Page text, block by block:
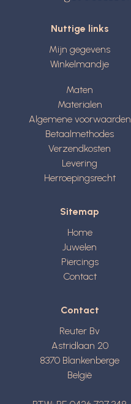
Nuttige links
Mijn gegevens
Winkelmandje
Maten
Materialen
Algemene voorwaarden
Betaalmethodes
Verzendkosten
Levering
Herroepingsrecht
Sitemap
Home
Juwelen
Piercings
Contact
Contact
Reuter Bv
Astridlaan 20
8370 Blankenberge
België